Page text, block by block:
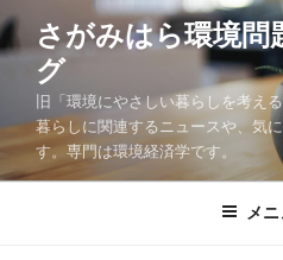
コ
ン
ツ
ス
さがみはら環境問
グ
旧「環境にやさしい暮らしを考え
暮らしに関連するニュースや、気
す。専門は環境経済学です。
メ